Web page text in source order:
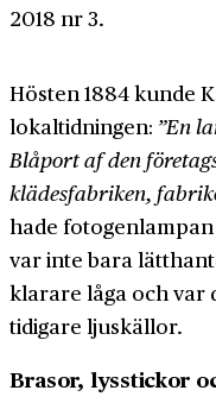
2018 nr 3.
Hösten 1884 kunde
lokaltidningen: ”En
Blåport af den
klädes­fabriken,
hade
var inte bara
klarare låga och var
tidigare ljuskällor.
Brasor, lysstickor